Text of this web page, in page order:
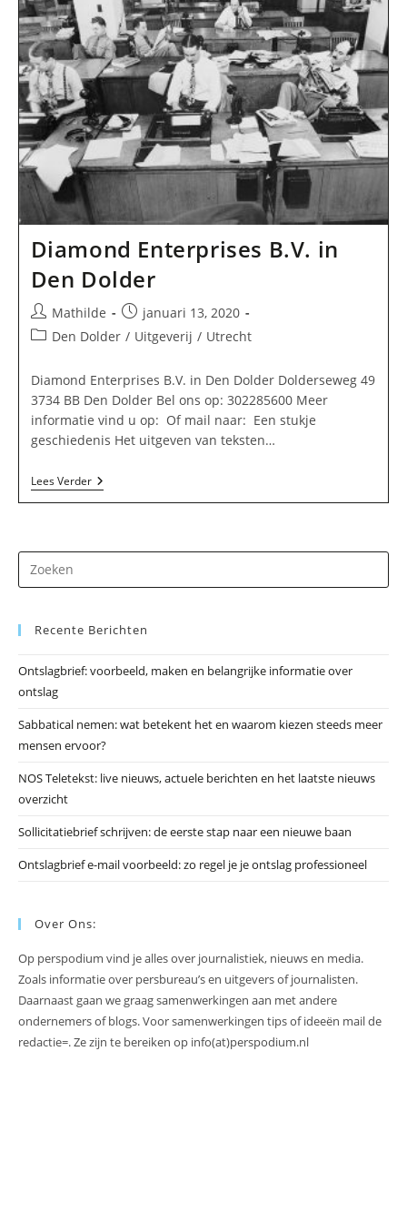
Diamond Enterprises B.V. in
Den Dolder
Bericht
auteur:
Mathilde
Bericht
gepubliceerd
januari 13, 2020
Berichtcategorie:
Den Dolder / Uitgeverij / Utrecht
Diamond Enterprises B.V. in Den Dolder Dolderseweg 49
3734 BB Den Dolder Bel ons op: 302285600 Meer
informatie vind u op: Of mail naar: Een stukje
geschiedenis Het uitgeven van teksten…
Lees VerderDiamond
Enterprises
Dolder
op
Recente Berichten
Ontslagbrief: voorbeeld, maken en belangrijke informatie over
ontslag
Sabbatical nemen: wat betekent het en waarom kiezen steeds meer
mensen ervoor?
NOS Teletekst: live nieuws, actuele berichten en het laatste nieuws
overzicht
Sollicitatiebrief schrijven: de eerste stap naar een nieuwe baan
Ontslagbrief e-mail voorbeeld: zo regel je je ontslag professioneel
Over Ons:
Op perspodium vind je alles over journalistiek, nieuws en media.
Zoals informatie over persbureau’s en uitgevers of journalisten.
Daarnaast gaan we graag samenwerkingen aan met andere
ondernemers of blogs. Voor samenwerkingen tips of ideeën mail de
redactie=. Ze zijn te bereiken op info(at)perspodium.nl